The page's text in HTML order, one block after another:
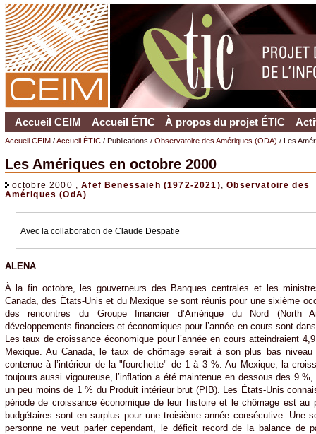
Accueil CEIM Accueil ÉTIC À propos du projet ÉTIC
Accueil CEIM/Accueil ÉTIC/ Publications / Observatoire des Amériques (ODA) / Les
Les Amériques en octobre 2000
octobre 2000 ,Afef Benessaieh (1972-2021) ,Observatoire des
Amériques (OdA)
Avec la collaboration de Claude Despatie
ALENA
À la fin octobre, les gouverneurs des Banques centrales et les
Canada, des États-Unis et du Mexique se sont réunis pour une sixième
des rencontres du Groupe financier d’Amérique du Nord (North
développements financiers et économiques pour l’année en cours sont
Les taux de croissance économique pour l’année en cours atteindraient
Mexique. Au Canada, le taux de chômage serait à son plus bas
contenue à l’intérieur de la "fourchette" de 1 à 3 %. Au Mexique, la
toujours aussi vigoureuse, l’inflation a été maintenue en dessous des 9
un peu moins de 1 % du Produit intérieur brut (PIB). Les États-Unis
période de croissance économique de leur histoire et le chômage est
budgétaires sont en surplus pour une troisième année consécutive. Une
personne ne veut parler cependant, le déficit record de la balance de